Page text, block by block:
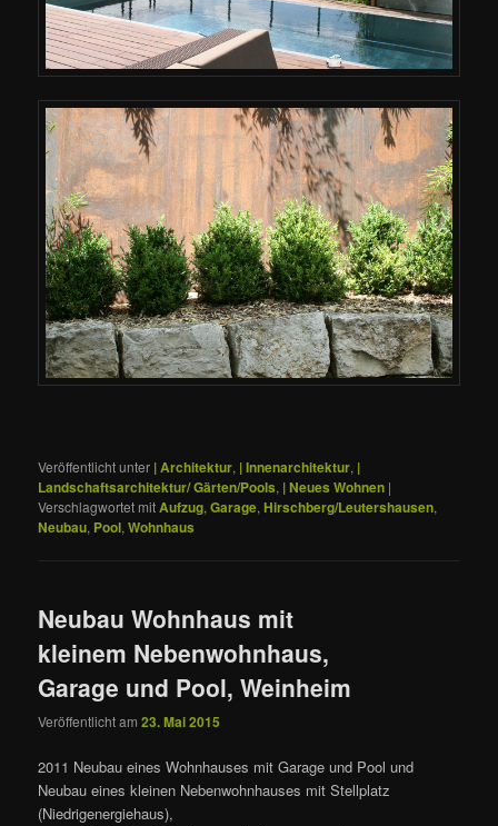
Veröffentlicht unter | Architektur, | Innenarchitektur, |
Landschaftsarchitektur/ Gärten/Pools, | Neues Wohnen |
Verschlagwortet mitAufzug,Garage,Hirschberg/Leutershausen,
Neubau, Pool,Wohnhaus
Neubau Wohnhaus mit
kleinem Nebenwohnhaus,
Garage und Pool, Weinheim
Veröffentlicht am23. Mai 2015
2011 Neubau eines Wohnhauses mit Garage und Pool und
Neubau eines kleinen Nebenwohnhauses mit Stellplatz
(Niedrigenergiehaus),